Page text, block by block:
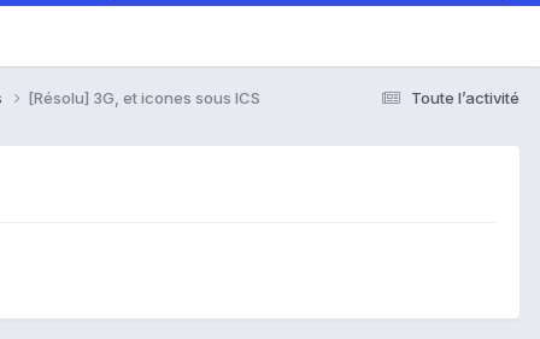
Toute l’activité
[Résolu] 3G, et icones sous ICS